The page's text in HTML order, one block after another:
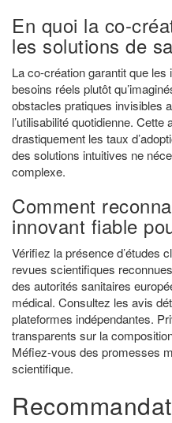
En quoi la co-
les solutions de
La co-création garantit que
besoins réels plutôt
obstacles pratiques invisibles
l’utilisabilité quotidienne.
drastiquement les taux
des solutions intuitives ne
complexe.
Comment
innovant fiable
Vérifiez la présence d’études
revues scientifiques
des autorités sanitaires
médical. Consultez les avis
plateformes indépendantes.
transparents sur la
Méfiez-vous des promesses
scientifique.